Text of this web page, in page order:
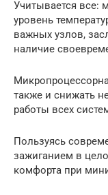
Учитывается все:
уровень
важных узлов,
наличие
также и снижать
работы всех
Пользуясь
зажиганием в
комфорта при